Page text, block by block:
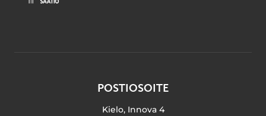
POSTIOSOITE
Kielo, Innova 4